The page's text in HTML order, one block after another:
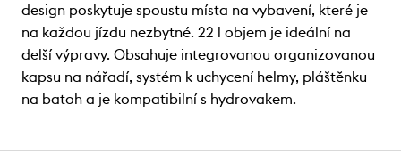
design poskytuje spoustu místa na vybavení, které je
na každou jízdu nezbytné. 22 l objem je ideální na
delší výpravy. Obsahuje integrovanou organizovanou
kapsu na nářadí, systém k uchycení helmy, pláštěnku
na batoh a je kompatibilní s hydrovakem.